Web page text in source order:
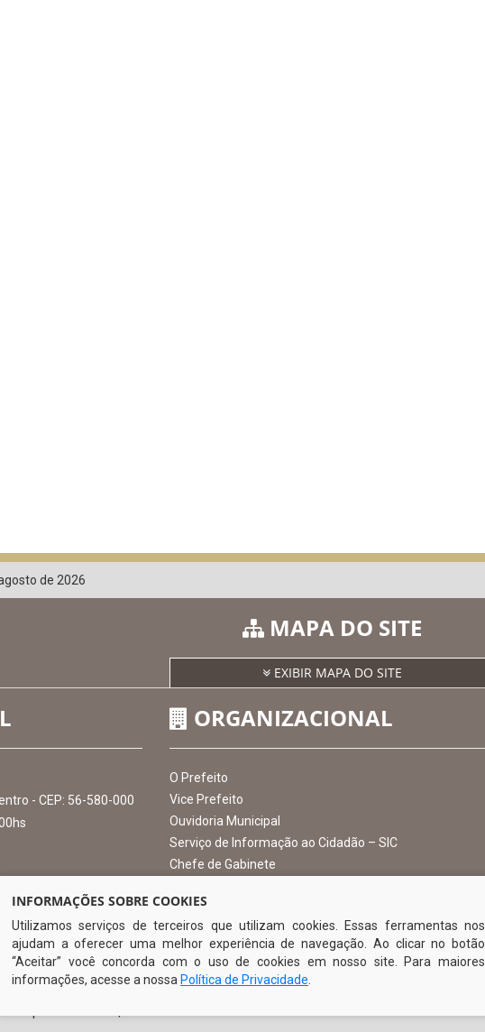
de 2026
EXIBIR MAPA DO SITE
- CEP: 56-580-000
ORGANIZACIONAL
O Prefeito
Vice Prefeito
Ouvidoria Municipal
Chefe de Gabinete
INFORMAÇÕES SOBRE COOKIES
Utilizamos serviços de terceiros que utilizam cookies. Essas ferramentas nos
ajudam a oferecer uma melhor experiência de navegação. Ao clicar no botão
“Aceitar” você concorda com o uso de cookies em nosso site. Para maiores
informações, acesse a nossa Política de Privacidade